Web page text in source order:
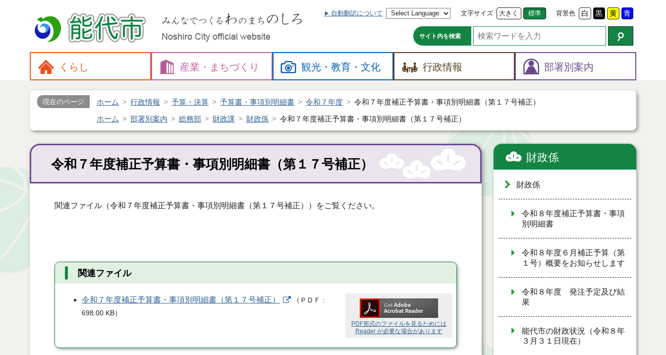
自動翻訳について 文字サイズ 大きく 標準 背景色 白 黒 黄 青
サイト内を検索
くらし 産業・ まちづくり 観光・教育・文化 行政情報 部署別案内
現在のページ ホーム 行政情報 予算・決算 予算書・事項別明細書 令和７年度 令和７年度補正予算書・事項別明細書（第１７号補正）
ホーム 部署別案内 総務部 財政課 財政係 令和７年度補正予算書・事項別明細書（第１７号補正）
令和７年度補正予算書・事項別明細書（第１７号補正）
関連ファイル（令和７年度補正予算書・事項別明細書（第１７号補正））をご覧ください。
関連ファイル
PDF形式のファイルを見るためには
Reader が必要な場合があります
令和７年度補正予算書・事項別明細書（第１７号補正） （ ＰＤＦ
698.00 KB）
財政係
財政係
令和８年度補正予算書・事項
別明細書
令和８年度６月補正予算（第
１号）概要をお知らせします
令和８年度 発注予定及び結
果
能代市の財政状況（令和８年
３月３１日現在）